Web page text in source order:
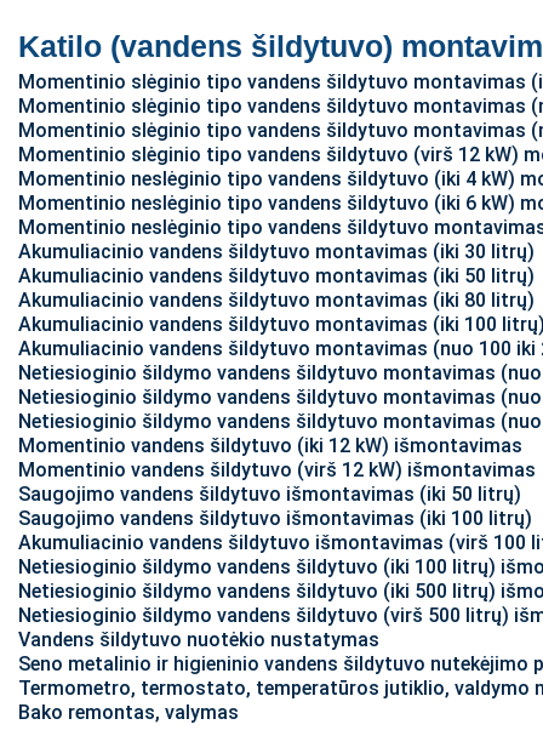
Katilo (vandens šildytuvo)
Momentinio slėginio tipo vandens šildytuvo montavimas
Momentinio slėginio tipo vandens šildytuvo montavimas
Momentinio slėginio tipo vandens šildytuvo montavimas
Momentinio slėginio tipo vandens šildytuvo (virš 12 kW)
Momentinio neslėginio tipo vandens šildytuvo (iki 4 kW)
Momentinio neslėginio tipo vandens šildytuvo (iki 6 kW)
Momentinio neslėginio tipo vandens šildytuvo
Akumuliacinio vandens šildytuvo montavimas (iki 30 litrų)
Akumuliacinio vandens šildytuvo montavimas (iki 50 litrų)
Akumuliacinio vandens šildytuvo montavimas (iki 80 litrų)
Akumuliacinio vandens šildytuvo montavimas (iki 100
Akumuliacinio vandens šildytuvo montavimas (nuo 100 iki
Netiesioginio šildymo vandens šildytuvo montavimas
Netiesioginio šildymo vandens šildytuvo montavimas
Netiesioginio šildymo vandens šildytuvo montavimas
Momentinio vandens šildytuvo (iki 12 kW) išmontavimas
Momentinio vandens šildytuvo (virš 12 kW) išmontavimas
Saugojimo vandens šildytuvo išmontavimas (iki 50 litrų)
Saugojimo vandens šildytuvo išmontavimas (iki 100 litrų)
Akumuliacinio vandens šildytuvo išmontavimas (virš 100
Netiesioginio šildymo vandens šildytuvo (iki 100 litrų)
Netiesioginio šildymo vandens šildytuvo (iki 500 litrų)
Netiesioginio šildymo vandens šildytuvo (virš 500 litrų)
Vandens šildytuvo nuotėkio nustatymas
Seno metalinio ir higieninio vandens šildytuvo
Termometro, termostato, temperatūros jutiklio, valdymo
Bako remontas, valymas